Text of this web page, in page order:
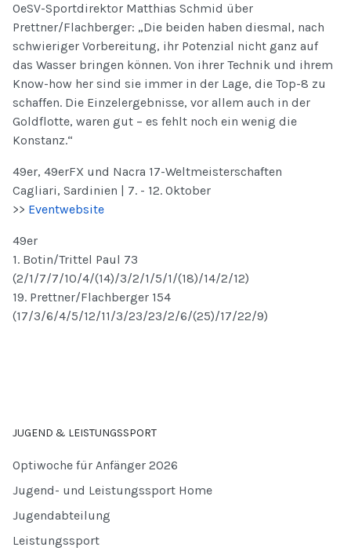
OeSV-Sportdirektor Matthias Schmid über
Prettner/Flachberger: „Die beiden haben diesmal, nach
schwieriger Vorbereitung, ihr Potenzial nicht ganz auf
das Wasser bringen können. Von ihrer Technik und ihrem
Know-how her sind sie immer in der Lage, die Top-8 zu
schaffen. Die Einzelergebnisse, vor allem auch in der
Goldflotte, waren gut – es fehlt noch ein wenig die
Konstanz.“
49er, 49erFX und Nacra 17-Weltmeisterschaften
Cagliari, Sardinien | 7. - 12. Oktober
>> Eventwebsite
49er
1. Botin/Trittel Paul 73
(2/1/7/7/10/4/(14)/3/2/1/5/1/(18)/14/2/12)
19. Prettner/Flachberger 154
(17/3/6/4/5/12/11/3/23/23/2/6/(25)/17/22/9)
JUGEND & LEISTUNGSSPORT
Optiwoche für Anfänger 2026
Jugend- und Leistungssport Home
Jugendabteilung
Leistungssport